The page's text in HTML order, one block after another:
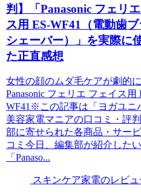
判】「Panasonic フェリ
ス用 ES-WF41（電動歯ブ
シェーバー）」を実際に
た正直感想
女性の顔のムダ毛ケアが劇的に
Panasonic フェリエ フェイス用
WF41※この記事は「ヨガユニ
美容家電マニアの口コミ・評
部に寄せられた各商品・サー
コミ今日、編集部が紹介した
「Panaso...
スキンケア家電のレビュ